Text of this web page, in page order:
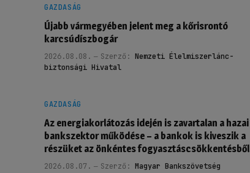
GAZDASÁG
Újabb vármegyében jelent meg a kőrisrontó
karcsúdíszbogár
2026.08.08. Szerző: Nemzeti Élelmiszerlánc-
biztonsági Hivatal
GAZDASÁG
Az energiakorlátozás idején is zavartalan a hazai
bankszektor működése – a bankok is kiveszik a
részüket az önkéntes fogyasztáscsökkentésből
2026.08.07. Szerző: Magyar Bankszövetség